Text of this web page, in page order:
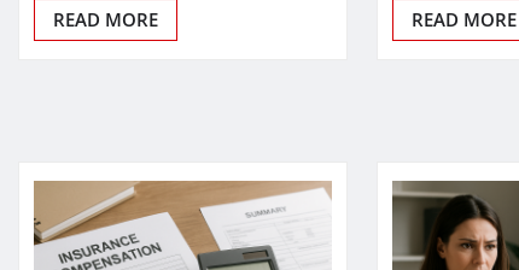
READ MORE READ MORE